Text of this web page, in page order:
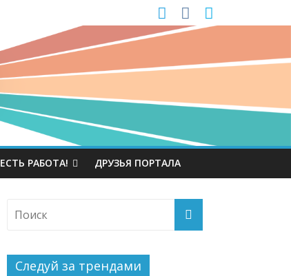
ЕСТЬ РАБОТА! ДРУЗЬЯ ПОРТАЛА
Следуй за трендами